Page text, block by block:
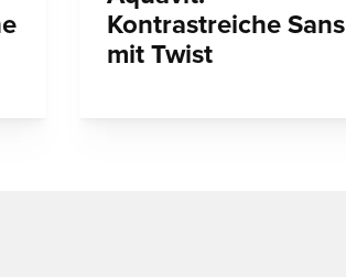
Kontrastreiche Sans
mit Twist